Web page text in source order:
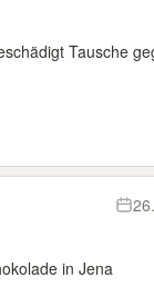
Tausche
in Jena